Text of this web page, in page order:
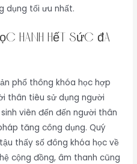
dụng tối ưu nhất.
hành hết sức đa
phổ thông khóa học hợp
thân tiêu sử dụng người
viên đến đến người thân
tăng công dụng. Quý
thấy số đông khóa học về
cộng đồng, âm thanh cũng